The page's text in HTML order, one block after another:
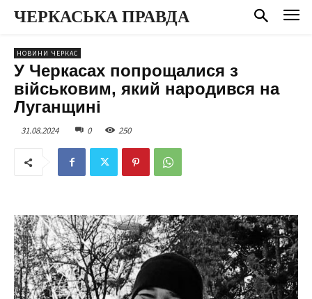
ЧЕРКАСЬКА ПРАВДА
НОВИНИ ЧЕРКАС
У Черкасах попрощалися з
військовим, який народився на
Луганщині
31.08.2024 0 250